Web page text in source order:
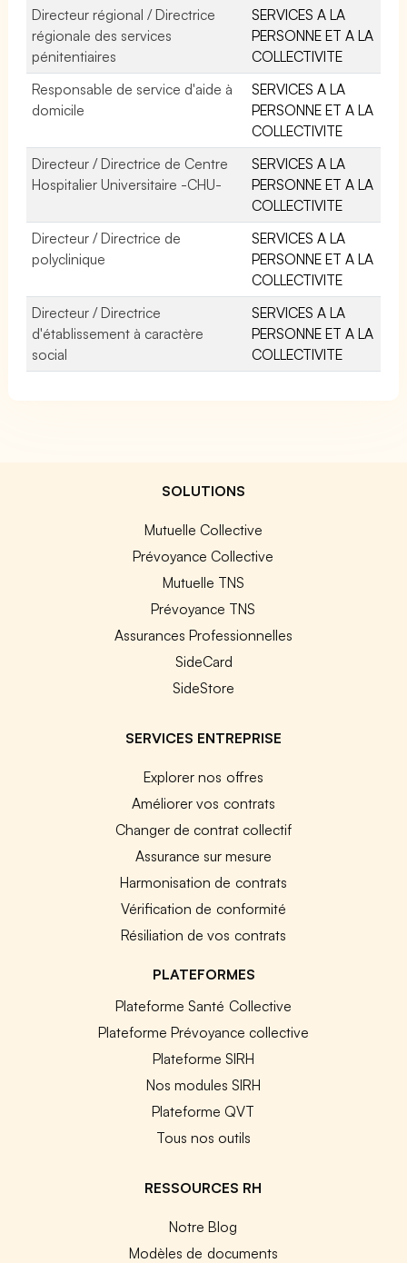
Directeur régional / Directrice
régionale des services
pénitentiaires
SERVICES A LA
PERSONNE ET A LA
COLLECTIVITE
Responsable de service d'aide à
domicile
SERVICES A LA
PERSONNE ET A LA
COLLECTIVITE
Directeur / Directrice de Centre
Hospitalier Universitaire -CHU-
SERVICES A LA
PERSONNE ET A LA
COLLECTIVITE
Directeur / Directrice de
polyclinique
SERVICES A LA
PERSONNE ET A LA
COLLECTIVITE
Directeur / Directrice
d'établissement à caractère
social
SERVICES A LA
PERSONNE ET A LA
COLLECTIVITE
SOLUTIONS
Mutuelle Collective
Prévoyance Collective
Mutuelle TNS
Prévoyance TNS
Assurances Professionnelles
SideCard
SideStore
SERVICES ENTREPRISE
Explorer nos offres
Améliorer vos contrats
Changer de contrat collectif
Assurance sur mesure
Harmonisation de contrats
Vérification de conformité
Résiliation de vos contrats
PLATEFORMES
Plateforme Santé Collective
Plateforme Prévoyance collective
Plateforme SIRH
Nos modules SIRH
Plateforme QVT
Tous nos outils
RESSOURCES RH
Notre Blog
Modèles de documents